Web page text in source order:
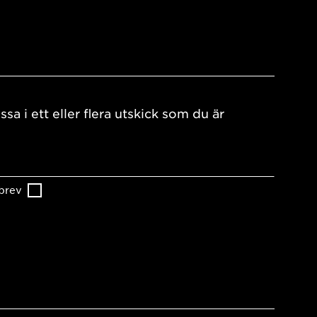
i ett eller flera utskick som du är